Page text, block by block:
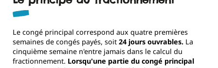
Le congé principal correspond aux quatre premières
semaines de congés payés, soit 24 jours ouvrables. La
cinquième semaine n'entre jamais dans le calcul du
fractionnement. Lorsqu'une partie du congé principal